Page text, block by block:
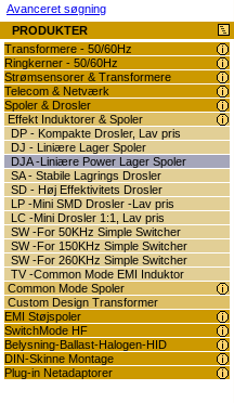
Avanceret søgning
PRODUKTER
Transformere - 50/60Hz
Ringkerner - 50/60Hz
Strømsensorer & Transformere
Telecom & Netværk
Spoler & Drosler
Effekt Induktorer & Spoler
DP - Kompakte Drosler, Lav pris
DJ - Liniære Lager Spoler
DJA -Liniære Power Lager Spoler
SA - Stabile Lagrings Drosler
SD - Høj Effektivitets Drosler
LP -Mini SMD Drosler -Lav pris
LC -Mini Drosler 1:1, Lav pris
SW -For 50KHz Simple Switcher
SW -For 150KHz Simple Switcher
SW -For 260KHz Simple Switcher
TV -Common Mode EMI Induktor
Common Mode Spoler
Custom Design Transformer
EMI Støjspoler
SwitchMode HF
Belysning-Ballast-Halogen-HID
DIN-Skinne Montage
Plug-in Netadaptorer